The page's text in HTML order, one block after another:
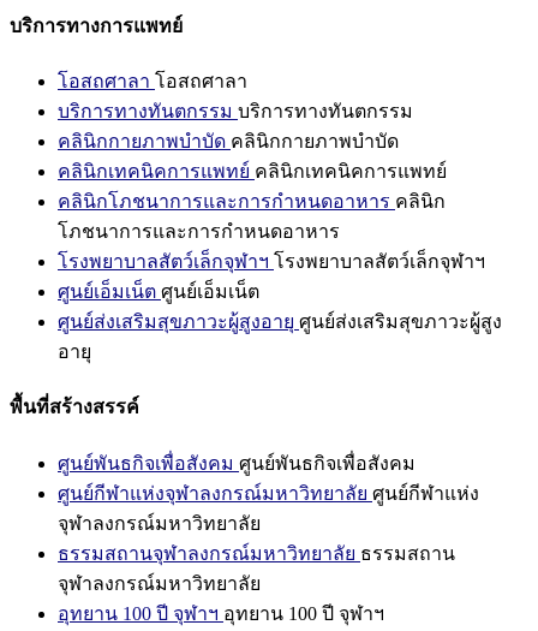
บริการทางการแพทย์
โอสถศาลา โอสถศาลา
บริการทางทันตกรรม บริการทางทันตกรรม
คลินิกกายภาพบำบัด คลินิกกายภาพบำบัด
คลินิกเทคนิคการแพทย์ คลินิกเทคนิคการแพทย์
คลินิกโภชนาการและการกำหนดอาหาร คลินิก
โภชนาการและการกำหนดอาหาร
โรงพยาบาลสัตว์เล็กจุฬาฯ โรงพยาบาลสัตว์เล็กจุฬาฯ
ศูนย์เอ็มเน็ต ศูนย์เอ็มเน็ต
ศูนย์ส่งเสริมสุขภาวะผู้สูงอายุ ศูนย์ส่งเสริมสุขภาวะผู้สูง
อายุ
พื้นที่สร้างสรรค์
ศูนย์พันธกิจเพื่อสังคม ศูนย์พันธกิจเพื่อสังคม
ศูนย์กีฬาแห่งจุฬาลงกรณ์มหาวิทยาลัย ศูนย์กีฬาแห่ง
จุฬาลงกรณ์มหาวิทยาลัย
ธรรมสถานจุฬาลงกรณ์มหาวิทยาลัย ธรรมสถาน
จุฬาลงกรณ์มหาวิทยาลัย
อุทยาน 100 ปี จุฬาฯ อุทยาน 100 ปี จุฬาฯ